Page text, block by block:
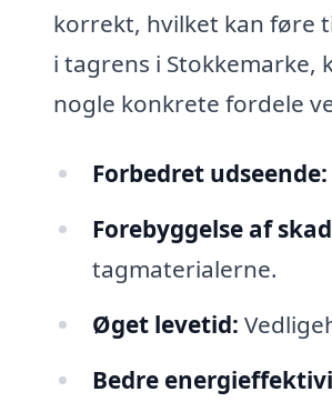
korrekt, hvilket kan føre
i tagrens i
nogle konkrete fordele
Forbedret udseende:
Forebyggelse af
tagmaterialerne.
Øget levetid:
Bedre